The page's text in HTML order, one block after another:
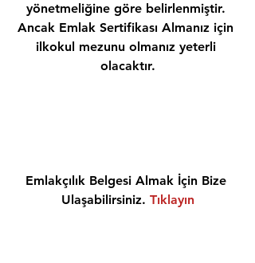
yönetmeliğine göre belirlenmiştir.
Ancak Emlak Sertifikası Almanız için
ilkokul mezunu olmanız yeterli
olacaktır.
Emlakçılık Belgesi Almak İçin Bize
Ulaşabilirsiniz. Tıklayın